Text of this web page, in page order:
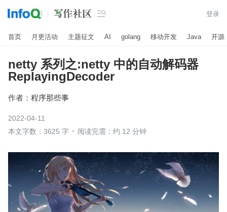
 登录
首页 月更活动 主题征文 AI golang 移动开发 Java 开源
netty 系列之:netty 中的自动解码器
ReplayingDecoder
作者： 程序那些事
2022-04-11
本文字数：3625 字
阅读完需：约 12 分钟